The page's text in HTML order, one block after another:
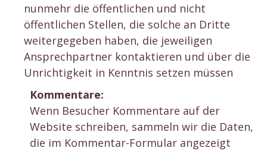
nunmehr die öffentlichen und nicht
öffentlichen Stellen, die solche an Dritte
weitergegeben haben, die jeweiligen
Ansprechpartner kontaktieren und über die
Unrichtigkeit in Kenntnis setzen müssen
Kommentare:
Wenn Besucher Kommentare auf der
Website schreiben, sammeln wir die Daten,
die im Kommentar-Formular angezeigt